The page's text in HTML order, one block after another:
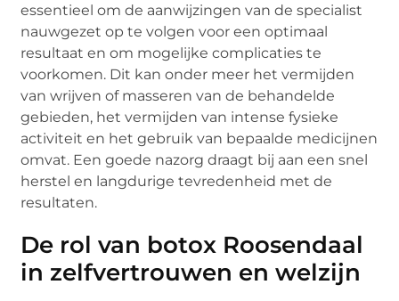
essentieel om de aanwijzingen van de specialist
nauwgezet op te volgen voor een optimaal
resultaat en om mogelijke complicaties te
voorkomen. Dit kan onder meer het vermijden
van wrijven of masseren van de behandelde
gebieden, het vermijden van intense fysieke
activiteit en het gebruik van bepaalde medicijnen
omvat. Een goede nazorg draagt bij aan een snel
herstel en langdurige tevredenheid met de
resultaten.
De rol van botox Roosendaal
in zelfvertrouwen en welzijn